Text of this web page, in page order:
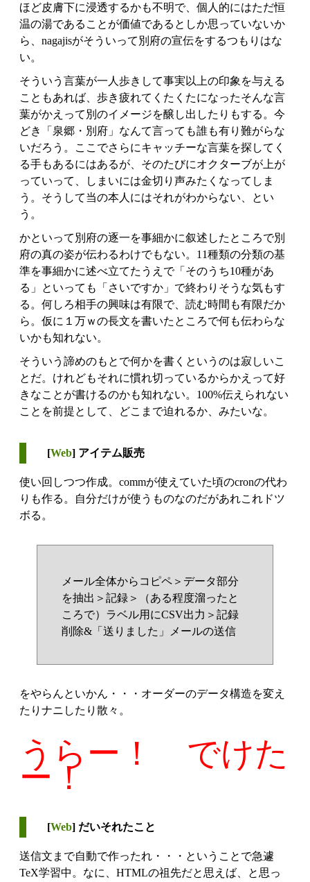
ほど皮膚下に浸透するかも不明で、個人的にはただ恒
温の湯であることが価値であるとしか思っていないか
ら、nagajisがそういって別府の宣伝をするつもりはな
い。
そういう言葉が一人歩きして事実以上の印象を与える
こともあれば、歩き疲れてくたくたになったそんな言
葉がかえって別のイメージを醸し出したりもする。今
どき「泉郷・別府」なんて言っても誰も有り難がらな
いだろう。ここでさらにキャッチーな言葉を探してく
る手もあるにはあるが、そのたびにオクターブが上が
っていって、しまいには金切り声みたくなってしま
う。そうして当の本人にはそれがわからない、とい
う。
かといって別府の逐一を事細かに叙述したところで別
府の真の姿が伝わるわけでもない。11種類の分類の基
準を事細かに述べ立てたうえで「そのうち10種があ
る」といっても「さいですか」で終わりそうな気もす
る。何しろ相手の興味は有限で、読む時間も有限だか
ら。仮に１万ｗの長文を書いたところで何も伝わらな
いかも知れない。
そういう諦めのもとで何かを書くというのは寂しいこ
とだ。けれどもそれに慣れ切っているからかえって好
きなことが書けるのかも知れない。100%伝えられない
ことを前提として、どこまで迫れるか、みたいな。
[Web] アイテム販売
使い回しつつ作成。commが使えていた頃のcronの代わ
りも作る。自分だけが使うものなのだがあれこれドツ
ボる。
メール全体からコピペ＞データ部分
を抽出＞記録＞（ある程度溜ったと
ころで）ラベル用にCSV出力＞記録
削除&「送りました」メールの送信
をやらんといかん・・・オーダーのデータ構造を変え
たりナニしたり散々。
うらー！ でけた
ー！
[Web] だいそれたこと
送信文まで自動で作ったれ・・・ということで急遽
TeX学習中。なに、HTMLの祖先だと思えば、と思っ